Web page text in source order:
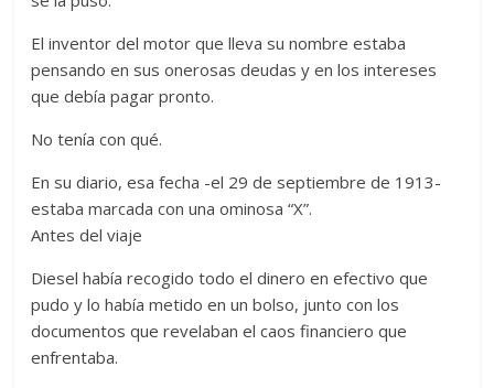
El inventor del motor que lleva su nombre estaba
pensando en sus onerosas deudas y en los intereses
que debía pagar pronto.
No tenía con qué.
En su diario, esa fecha -el 29 de septiembre de 1913-
estaba marcada con una ominosa “X”.
Antes del viaje
Diesel había recogido todo el dinero en efectivo que
pudo y lo había metido en un bolso, junto con los
documentos que revelaban el caos financiero que
enfrentaba.